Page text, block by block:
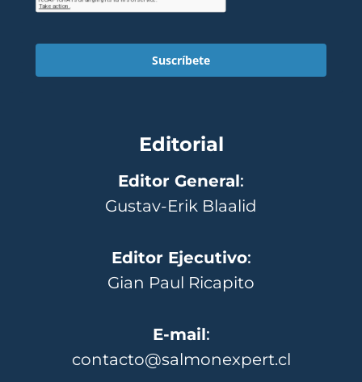
Suscríbete
Editorial
Editor General:
Gustav-Erik Blaalid
Editor Ejecutivo:
Gian Paul Ricapito
E-mail:
contacto@salmonexpert.cl